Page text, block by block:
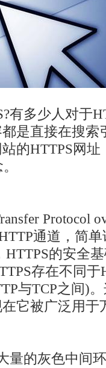
有多少人对于
是直接在搜索
的HTTPS网
Protocol
通道，简
的安全
存在不同
与TCP之间)
它被广泛用于
量的灰色中间